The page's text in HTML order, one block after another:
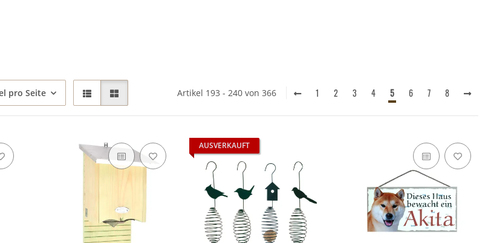
pro Seite Artikel 193 - 240 von 366 1 2 3 4 5 6 7 8
AUSVERKAUFT